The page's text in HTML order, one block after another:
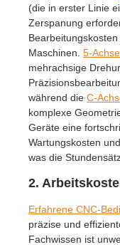
(die in erster Linie
Zerspanung
Maschinen. 5-
mehrachsige
während die C-
komplexe
Geräte eine
Wartungskosten
was die
2.
Erfahrene CNC-
präzise und
Fachwissen ist